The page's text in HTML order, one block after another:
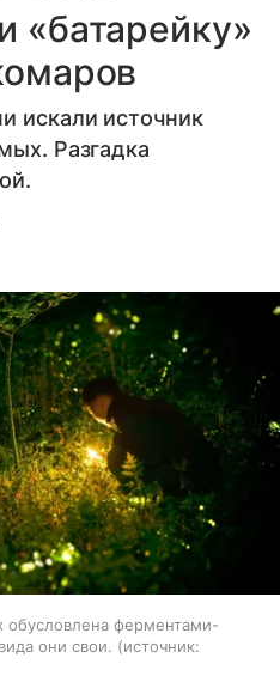
«батарейку»
искали источник
Разгадка
ферментами-
они свои.
источник: